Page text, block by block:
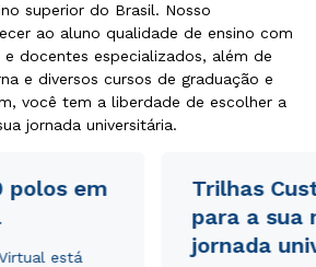
superior do Brasil. Nosso
ao aluno qualidade de ensino com
docentes especializados, além de
e diversos cursos de graduação e
você tem a liberdade de escolher a
jornada universitária.
polos em
está
Trilhas
para a sua
jornada